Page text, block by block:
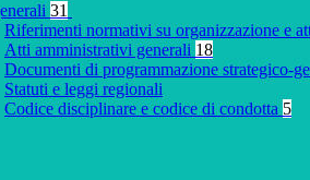
31
Riferimenti normativi su organizzazione e
Atti amministrativi generali 18
Documenti di programmazione strategico-
Statuti e leggi regionali
Codice disciplinare e codice di condotta 5